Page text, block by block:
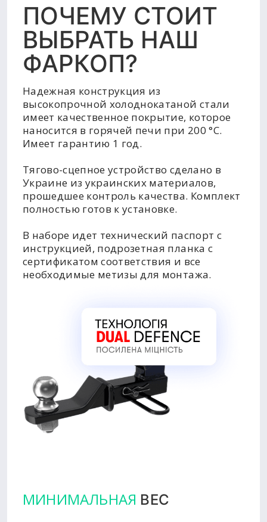
ПОЧЕМУ СТОИТ
ВЫБРАТЬ НАШ
ФАРКОП?
Надежная конструкция из
высокопрочной холоднокатаной стали
имеет качественное покрытие, которое
наносится в горячей печи при 200 °C.
Имеет гарантию 1 год.
Тягово-сцепное устройство сделано в
Украине из украинских материалов,
прошедшее контроль качества. Комплект
полностью готов к установке.
В наборе идет технический паспорт с
инструкцией, подрозетная планка с
сертификатом соответствия и все
необходимые метизы для монтажа.
МИНИМАЛЬНАЯ ВЕС